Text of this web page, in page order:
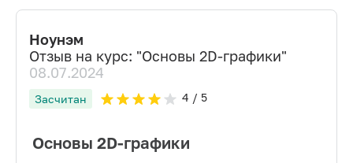
Ноунэм
Отзыв на курс: "Основы 2D-графики"
08.07.2024
Засчитан 4 / 5
Основы 2D-графики